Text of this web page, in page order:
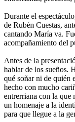
Durante el
de Rubén Cuestas,
cantando María va.
acompañamiento del
Antes de la
hablar de los sueños.
qué soñar ni de quién
hecho con mucho
entrerriana con la que
un homenaje a la
para que llegue a la